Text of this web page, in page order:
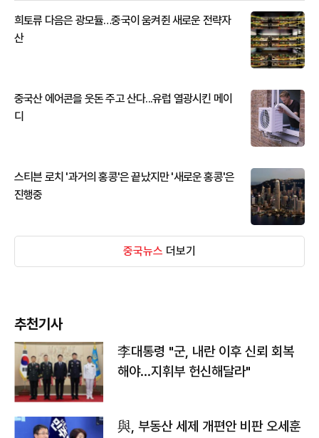
희토류 다음은 광모듈…중국이 움켜쥔 새로운 전략자
산
중국산 에어콘을 웃돈 주고 산다...유럽 열광시킨 메이
디
스티븐 로치 '과거의 홍콩'은 끝났지만 '새로운 홍콩'은
진행중
중국뉴스 더보기
추천기사
李대통령 "군, 내란 이후 신뢰 회복
해야…지휘부 헌신해달라"
與, 부동산 세제 개편안 비판 오세훈